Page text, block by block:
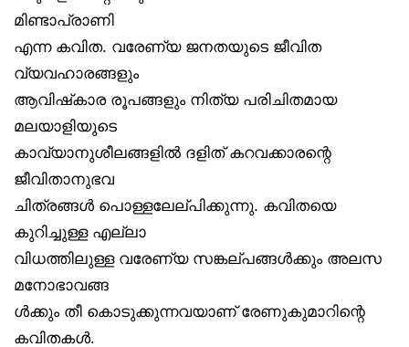
മിണ്ടാപ്രാണി
എന്ന കവിത. വരേണ്യ ജനതയുടെ ജീവിത
വ്യവഹാരങ്ങളും
ആവിഷ്‌കാര രൂപങ്ങളും നിത്യ പരിചിതമായ
മലയാളിയുടെ
കാവ്യാനുശീലങ്ങളിൽ ദളിത് കറവക്കാരന്റെ
ജീവിതാനുഭവ
ചിത്രങ്ങൾ പൊള്ളലേല്പിക്കുന്നു. കവിതയെ
കുറിച്ചുള്ള എല്ലാ
വിധത്തിലുള്ള വരേണ്യ സങ്കല്പങ്ങൾക്കും അലസ
മനോഭാവങ്ങ
ൾക്കും തീ കൊടുക്കുന്നവയാണ് രേണുകുമാറിന്റെ
കവിതകൾ.